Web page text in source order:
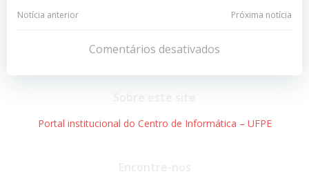
Navegação
Post
Notícia anterior
Navegação
de
Post
Próxima notícia
Comentários desativados
Portal institucional do Centro de Informática – UFPE